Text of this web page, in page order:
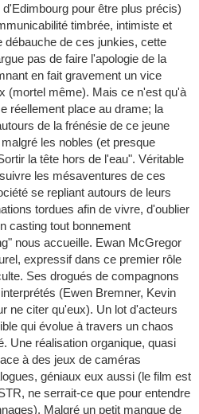
pour être plus précis)
timbrée, intimiste et
débauche de ces junkies, cette
pas de faire l'apologie de la
en fait gravement un vice
(mortel même). Mais ce n'est qu'à
réellement place au drame; la
de la frénésie de ce jeune
les nobles (et presque
la tête hors de l'eau". Véritable
les mésaventures de ces
se repliant autours de leurs
tordues afin de vivre, d'oublier
casting tout bonnement
nous accueille. Ewan McGregor
expressif dans ce premier rôle
Ses drogués de compagnons
(Ewen Bremner, Kevin
ne citer qu'eux). Un lot d'acteurs
qui évolue à travers un chaos
Une réalisation organique, quasi
à des jeux de caméras
géniaux eux aussi (le film est
ne serrait-ce que pour entendre
Malgré un petit manque de